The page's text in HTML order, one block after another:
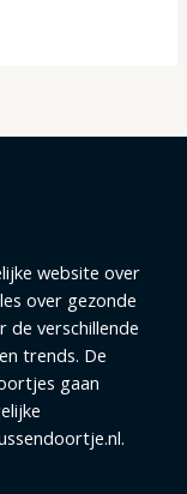
website over
over gezonde
verschillende
trends. De
gaan